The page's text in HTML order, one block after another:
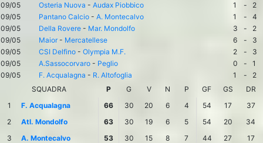
09/05
Osteria Nuova - Audax Piobbico 1 -
2
09/05
Pantano Calcio - A. Montecalvo 1 -
4
09/05
Della Rovere - Mar. Mondolfo 3 -
2
09/05
Maior- Mercatellese 6 -
3
09/05
CSI Delfino - Olympia M.F. 2 -
3
09/05
A.Sassocorvaro - Peglio 0 -
1
09/05
F. Acqualagna - R. Altofoglia 1 -
2
SQUADRA
P G V N P GF GS
DR
1
F. Acqualagna 66 30 20 6 4 54 17
37
2
Atl. Mondolfo 63 30 19 6 5 54 20
34
3
A. Montecalvo 53 30 15 8 7 44 27
17